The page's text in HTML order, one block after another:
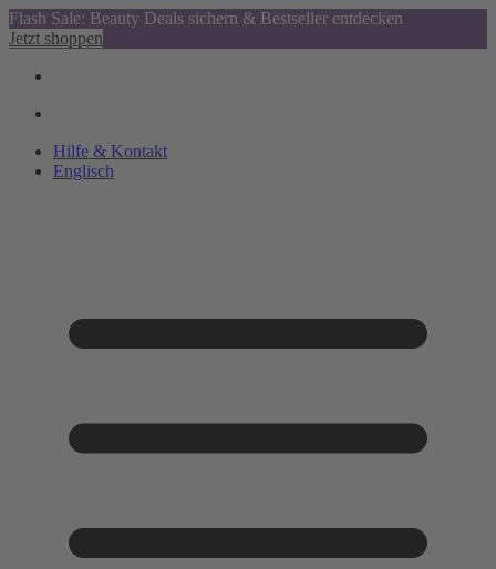
Flash Sale: Beauty Deals sichern & Bestseller entdecken
Jetzt shoppen
Hilfe & Kontakt
Englisch